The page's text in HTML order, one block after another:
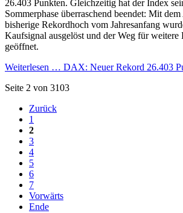
26.403 Punkten. Gleichzeitig hat der Index
Sommerphase überraschend beendet: Mit
bisherige Rekordhoch vom Jahresanfang
Kaufsignal ausgelöst und der Weg für weitere
geöffnet.
Weiterlesen … DAX: Neuer Rekord 26.403
Seite 2 von 3103
Zurück
1
2
3
4
5
6
7
Vorwärts
Ende